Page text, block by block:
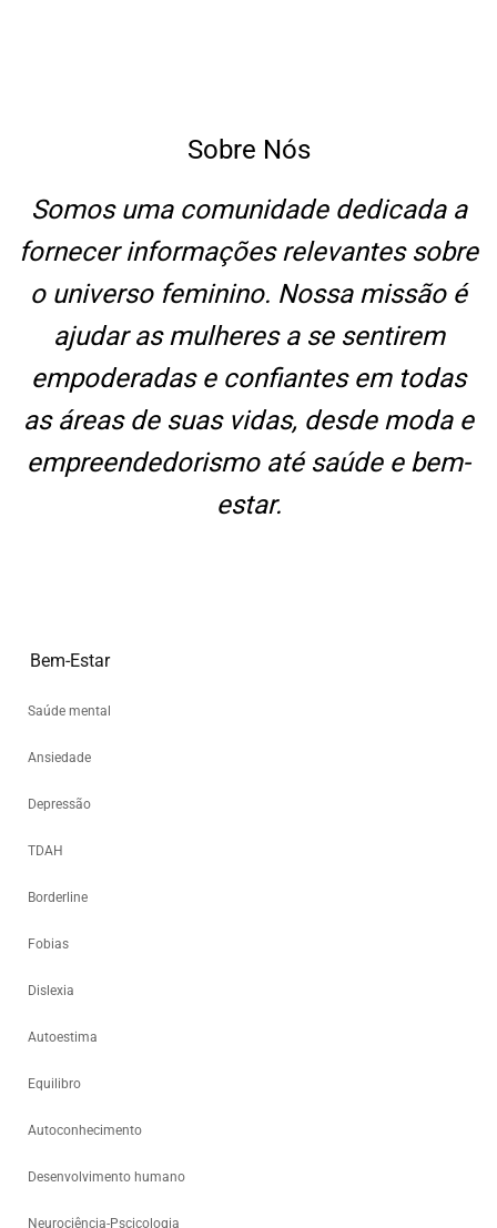
Sobre Nós
Somos uma comunidade dedicada a
fornecer informações relevantes sobre
o universo feminino. Nossa missão é
ajudar as mulheres a se sentirem
empoderadas e confiantes em todas
as áreas de suas vidas, desde moda e
empreendedorismo até saúde e bem-
estar.
Bem-Estar
Saúde mental
Ansiedade
Depressão
TDAH
Borderline
Fobias
Dislexia
Autoestima
Equilibro
Autoconhecimento
Desenvolvimento humano
Neurociência-Pscicologia